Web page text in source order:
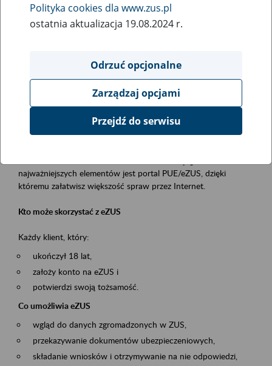
Rodzaj wydarzenia
Szkolenia
obsługa klientów
Event description
Platforma Usług Elektronicznych ZUS eZUS
najważniejszych elementów jest portal PUE/eZUS, dzięki
któremu załatwisz większość spraw przez Internet.
Kto może skorzystać z eZUS
Każdy klient, który:
ukończył 18 lat,
założy konto na eZUS i
potwierdzi swoją tożsamość.
Co umożliwia eZUS
wgląd do danych zgromadzonych w ZUS,
przekazywanie dokumentów ubezpieczeniowych,
składanie wniosków i otrzymywanie na nie odpowiedzi,
Polityka cookies dla www.zus.pl
ostatnia aktualizacja 19.08.2024 r.
Odrzuć opcjonalne
Zarządzaj opcjami
Przejdź do serwisu